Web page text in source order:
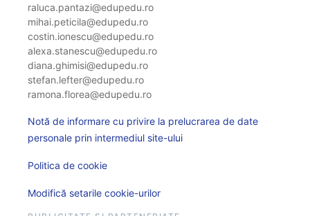
raluca.pantazi@edupedu.ro
mihai.peticila@edupedu.ro
costin.ionescu@edupedu.ro
alexa.stanescu@edupedu.ro
diana.ghimisi@edupedu.ro
stefan.lefter@edupedu.ro
ramona.florea@edupedu.ro
Notă de informare cu privire la prelucrarea de date
personale prin intermediul site-ului
Politica de cookie
Modifică setarile cookie-urilor